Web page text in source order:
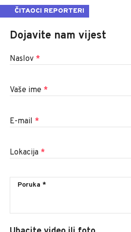
ČITAOCI REPORTERI
Dojavite nam vijest
Naslov *
Vaše ime *
E-mail *
Lokacija *